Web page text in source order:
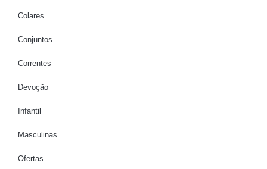
Colares
Conjuntos
Correntes
Devoção
Infantil
Masculinas
Ofertas